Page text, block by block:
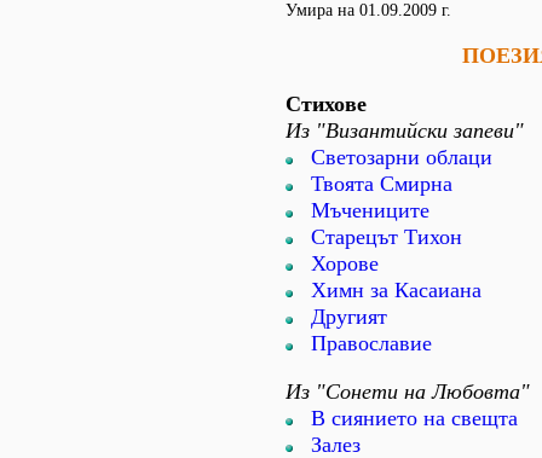
Умира на 01.09.2009 г.
Стихове
Из "Византийски запеви"
Светозарни облаци
Твоята Смирна
Мъчениците
Старецът Тихон
Хорове
Химн за Касаиана
Другият
Православие
Из "Сонети на Любовта"
В сиянието на свещта
Залез